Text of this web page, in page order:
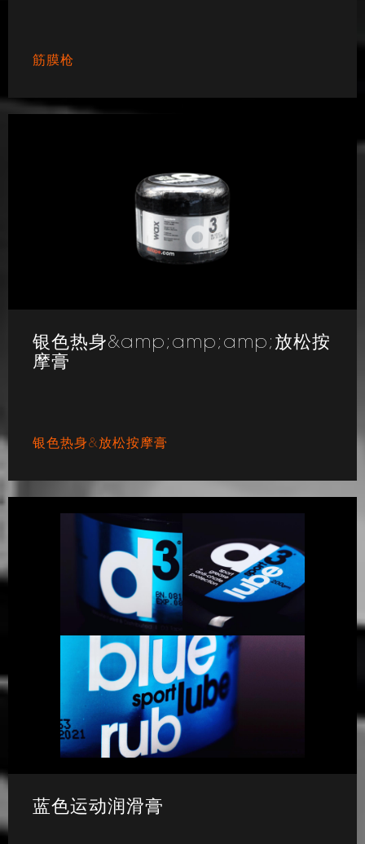
筋膜枪
银色热身&amp;amp;amp;放松按
摩膏
银色热身&放松按摩膏
蓝色运动润滑膏